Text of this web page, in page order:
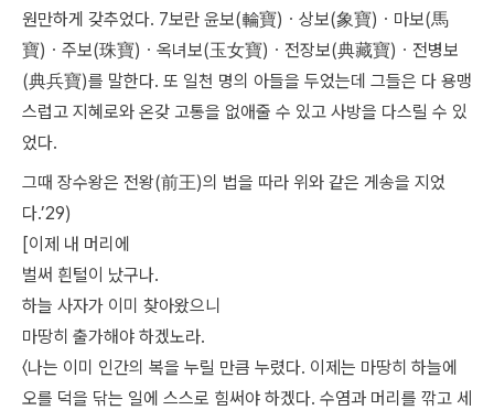
원만하게 갖추었다. 7보란 윤보(輪寶)ㆍ상보(象寶)ㆍ마보(馬
寶)ㆍ주보(珠寶)ㆍ옥녀보(玉女寶)ㆍ전장보(典藏寶)ㆍ전병보
(典兵寶)를 말한다. 또 일천 명의 아들을 두었는데 그들은 다 용맹
스럽고 지혜로와 온갖 고통을 없애줄 수 있고 사방을 다스릴 수 있
었다.
그때 장수왕은 전왕(前王)의 법을 따라 위와 같은 게송을 지었
다.’29)
[이제 내 머리에
벌써 흰털이 났구나.
하늘 사자가 이미 찾아왔으니
마땅히 출가해야 하겠노라.
〈나는 이미 인간의 복을 누릴 만큼 누렸다. 이제는 마땅히 하늘에
오를 덕을 닦는 일에 스스로 힘써야 하겠다. 수염과 머리를 깎고 세